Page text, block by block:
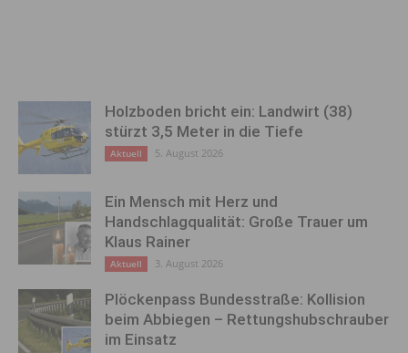
Holzboden bricht ein: Landwirt (38)
stürzt 3,5 Meter in die Tiefe
Aktuell 5. August 2026
Ein Mensch mit Herz und
Handschlagqualität: Große Trauer um
Klaus Rainer
Aktuell 3. August 2026
Plöckenpass Bundesstraße: Kollision
beim Abbiegen – Rettungshubschrauber
im Einsatz